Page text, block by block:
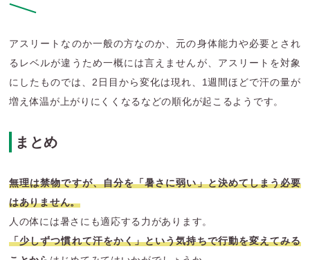
アスリートなのか一般の方なのか、元の身体能力や必要とされ
るレベルが違うため一概には言えませんが、アスリートを対象
にしたものでは、2日目から変化は現れ、1週間ほどで汗の量が
増え体温が上がりにくくなるなどの順化が起こるようです。
まとめ
無理は禁物ですが、自分を「暑さに弱い」と決めてしまう必要
はありません。
人の体には暑さにも適応する力があります。
「少しずつ慣れて汗をかく」という気持ちで行動を変えてみる